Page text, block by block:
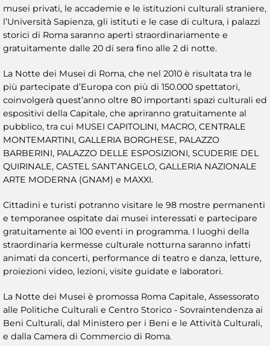
musei privati, le accademie e le istituzioni culturali straniere,
l’Università Sapienza, gli istituti e le case di cultura, i palazzi
storici di Roma saranno aperti straordinariamente e
gratuitamente dalle 20 di sera fino alle 2 di notte.
La Notte dei Musei di Roma, che nel 2010 è risultata tra le
più partecipate d’Europa con più di 150.000 spettatori,
coinvolgerà quest’anno oltre 80 importanti spazi culturali ed
espositivi della Capitale, che apriranno gratuitamente al
pubblico, tra cui MUSEI CAPITOLINI, MACRO, CENTRALE
MONTEMARTINI, GALLERIA BORGHESE, PALAZZO
BARBERINI, PALAZZO DELLE ESPOSIZIONI, SCUDERIE DEL
QUIRINALE, CASTEL SANT’ANGELO, GALLERIA NAZIONALE
ARTE MODERNA (GNAM) e MAXXI.
Cittadini e turisti potranno visitare le 98 mostre permanenti
e temporanee ospitate dai musei interessati e partecipare
gratuitamente ai 100 eventi in programma. I luoghi della
straordinaria kermesse culturale notturna saranno infatti
animati da concerti, performance di teatro e danza, letture,
proiezioni video, lezioni, visite guidate e laboratori.
La Notte dei Musei è promossa Roma Capitale, Assessorato
alle Politiche Culturali e Centro Storico - Sovraintendenza ai
Beni Culturali, dal Ministero per i Beni e le Attività Culturali,
e dalla Camera di Commercio di Roma.